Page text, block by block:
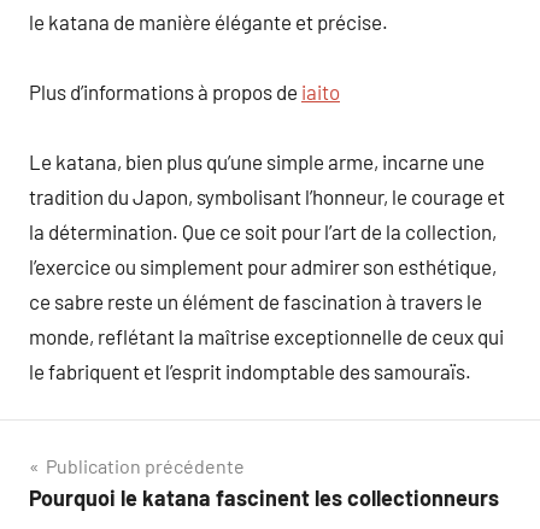
le katana de manière élégante et précise.
Plus d’informations à propos de iaito
Le katana, bien plus qu’une simple arme, incarne une
tradition du Japon, symbolisant l’honneur, le courage et
la détermination. Que ce soit pour l’art de la collection,
l’exercice ou simplement pour admirer son esthétique,
ce sabre reste un élément de fascination à travers le
monde, reflétant la maîtrise exceptionnelle de ceux qui
le fabriquent et l’esprit indomptable des samouraïs.
Navigation
de
Publication précédente
Pourquoi le katana fascinent les collectionneurs